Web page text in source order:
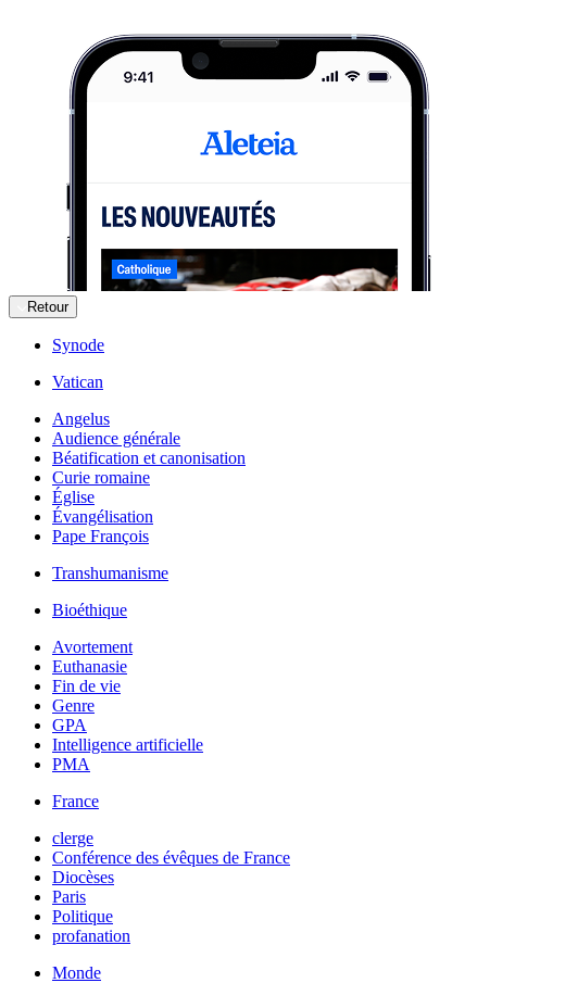
Retour
Synode
Vatican
Angelus
Audience générale
Béatification et canonisation
Curie romaine
Église
Évangélisation
Pape François
Transhumanisme
Bioéthique
Avortement
Euthanasie
Fin de vie
Genre
GPA
Intelligence artificielle
PMA
France
clerge
Conférence des évêques de France
Diocèses
Paris
Politique
profanation
Monde